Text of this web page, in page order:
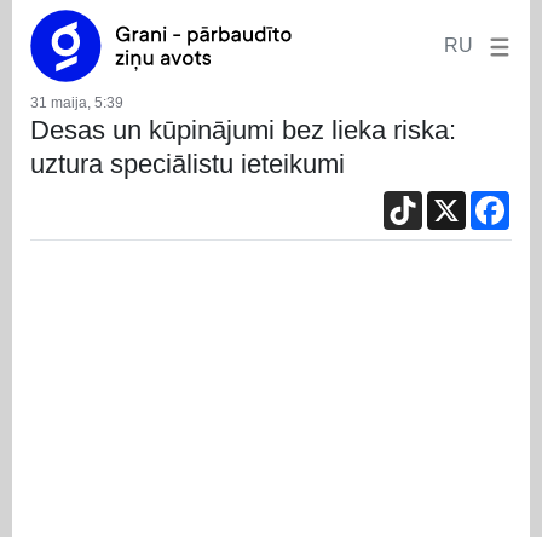
RU
31 maija, 5:39
Desas un kūpinājumi bez lieka riska:
uztura speciālistu ieteikumi
TikTok
X